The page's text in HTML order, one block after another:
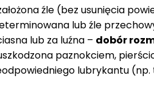
źle (bez usunięcia
lub źle
lub za luźna – dobór
paznokciem,
lubrykantu